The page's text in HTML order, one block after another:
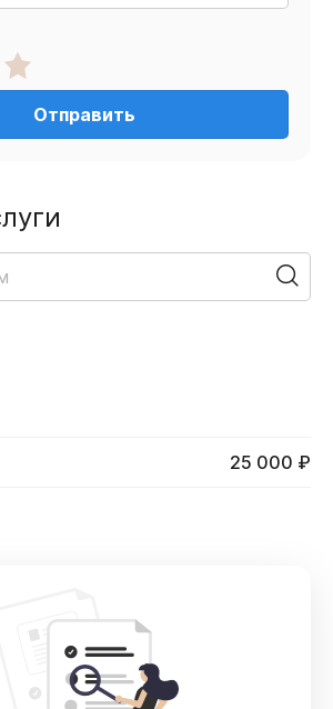
Отправить
25 000 ₽